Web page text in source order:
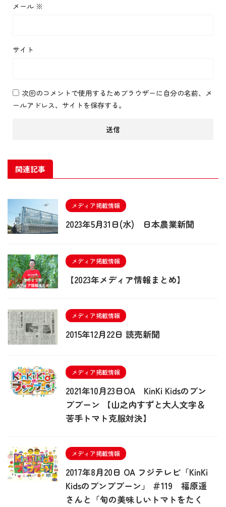
メール ※
サイト
次回のコメントで使用するためブラウザーに自分の名前、メ
ールアドレス、サイトを保存する。
関連記事
メディア掲載情報
2023年5月31日(水) 日本農業新聞
メディア掲載情報
【2023年メディア情報まとめ】
メディア掲載情報
2015年12月22日 読売新聞
メディア掲載情報
2021年10月23日OA KinKi Kidsのブン
ブブーン 【山之内すずと大人文字＆
苦手トマト克服対決】
メディア掲載情報
2017年8月20日 OA フジテレビ「KinKi
Kidsのブンブブーン」 ＃119 福原遥
さんと「旬の美味しいトマトをたく